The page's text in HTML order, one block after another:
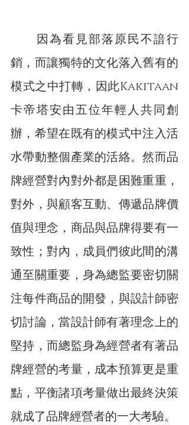
因為看見部落原民不諳行
銷，而讓獨特的文化落入舊有的
模式之中打轉，因此Kakitaan
卡帝塔安由五位年輕人共同創
辦，希望在既有的模式中注入活
水帶動整個產業的活絡。然而品
牌經營對內對外都是困難重重，
對外，與顧客互動、傳遞品牌價
值與理念，商品與品牌得要有一
致性；對內，成員們彼此間的溝
通至關重要，身為總監要密切關
注每件商品的開發，與設計師密
切討論，當設計師有著理念上的
堅持，而總監身為經營者有著品
牌經營的考量，成本預算更是重
點，平衡諸項考量做出最終決策
就成了品牌經營者的一大考驗。